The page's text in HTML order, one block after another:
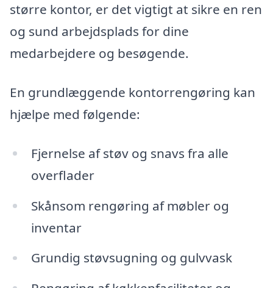
større kontor, er det vigtigt at sikre en ren
og sund arbejdsplads for dine
medarbejdere og besøgende.
En grundlæggende kontorrengøring kan
hjælpe med følgende:
Fjernelse af støv og snavs fra alle
overflader
Skånsom rengøring af møbler og
inventar
Grundig støvsugning og gulvvask